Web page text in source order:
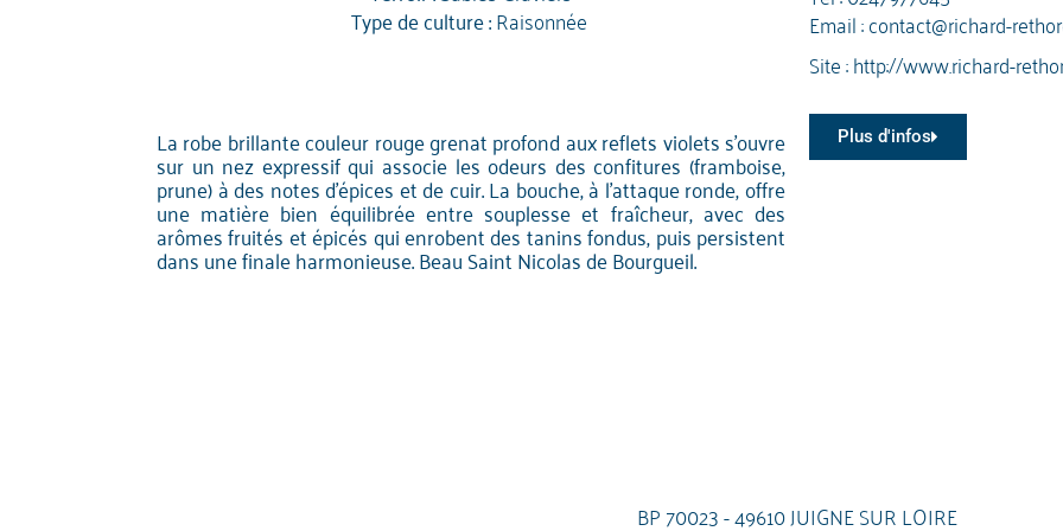
Type de culture :Raisonnée
La robe brillante couleur rouge grenat profond aux reflets violets s'ouvre
sur un nez expressif qui associe les odeurs des confitures (framboise,
prune) à des notes d'épices et de cuir. La bouche, à l'attaque ronde, offre
une matière bien équilibrée entre souplesse et fraîcheur, avec des
arômes fruités et épicés qui enrobent des tanins fondus, puis persistent
dans une finale harmonieuse. Beau Saint Nicolas de Bourgueil.
Email :contact@richard-
Site :http://www.richard-
Plus d'infos
BP 70023 - 49610 JUIGNE SUR LOIRE